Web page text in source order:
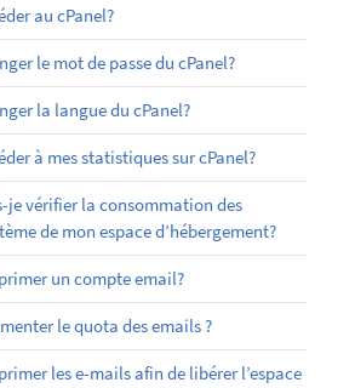
au cPanel?
le mot de passe du cPanel?
la langue du cPanel?
à mes statistiques sur cPanel?
je vérifier la consommation des
de mon espace d’hébergement?
un compte email?
le quota des emails ?
les e-mails afin de libérer l’espace